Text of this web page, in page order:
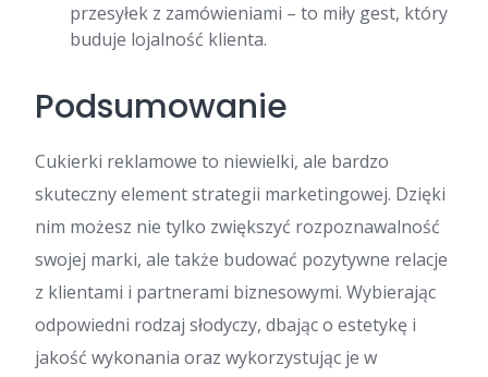
przesyłek z zamówieniami – to miły gest, który
buduje lojalność klienta.
Podsumowanie
Cukierki reklamowe to niewielki, ale bardzo
skuteczny element strategii marketingowej. Dzięki
nim możesz nie tylko zwiększyć rozpoznawalność
swojej marki, ale także budować pozytywne relacje
z klientami i partnerami biznesowymi. Wybierając
odpowiedni rodzaj słodyczy, dbając o estetykę i
jakość wykonania oraz wykorzystując je w